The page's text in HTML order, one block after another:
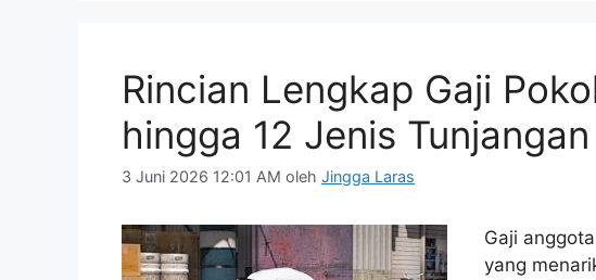
Rincian Lengkap Gaji
hingga 12 Jenis Tunjangan
3 Juni 2026 12:01 AM oleh Jingga Laras
Gaji
yang